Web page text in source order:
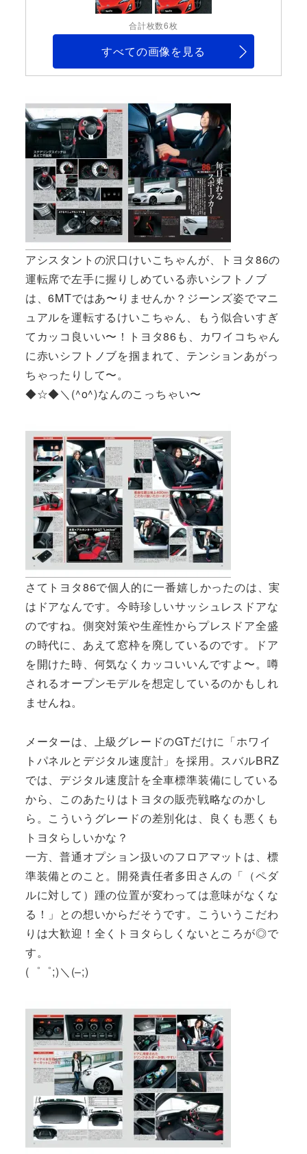
合計枚数6枚
すべての画像を見る
アシスタントの沢口けいこちゃんが、トヨタ86の
運転席で左手に握りしめている赤いシフトノブ
は、6MTではあ〜りませんか？ジーンズ姿でマニ
ュアルを運転するけいこちゃん、もう似合いすぎ
てカッコ良いい〜！トヨタ86も、カワイコちゃん
に赤いシフトノブを掴まれて、テンションあがっ
ちゃったりして〜。
◆☆◆＼(^o^)なんのこっちゃい〜
さてトヨタ86で個人的に一番嬉しかったのは、実
はドアなんです。今時珍しいサッシュレスドアな
のですね。側突対策や生産性からプレスドア全盛
の時代に、あえて窓枠を廃しているのです。ドア
を開けた時、何気なくカッコいいんですよ〜。噂
されるオープンモデルを想定しているのかもしれ
ませんね。
メーターは、上級グレードのGTだけに「ホワイ
トパネルとデジタル速度計」を採用。スバルBRZ
では、デジタル速度計を全車標準装備にしている
から、このあたりはトヨタの販売戦略なのかし
ら。こういうグレードの差別化は、良くも悪くも
トヨタらしいかな？
一方、普通オプション扱いのフロアマットは、標
準装備とのこと。開発責任者多田さんの「（ペダ
ルに対して）踵の位置が変わっては意味がなくな
る！」との想いからだそうです。こういうこだわ
りは大歓迎！全くトヨタらしくないところが◎で
す。
(゜゜;)＼(–;)